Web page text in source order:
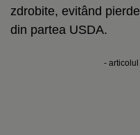
zdrobite, evitând
din partea USDA.
-